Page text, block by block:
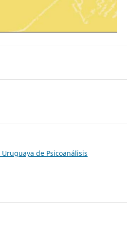
de Psicoanálisis